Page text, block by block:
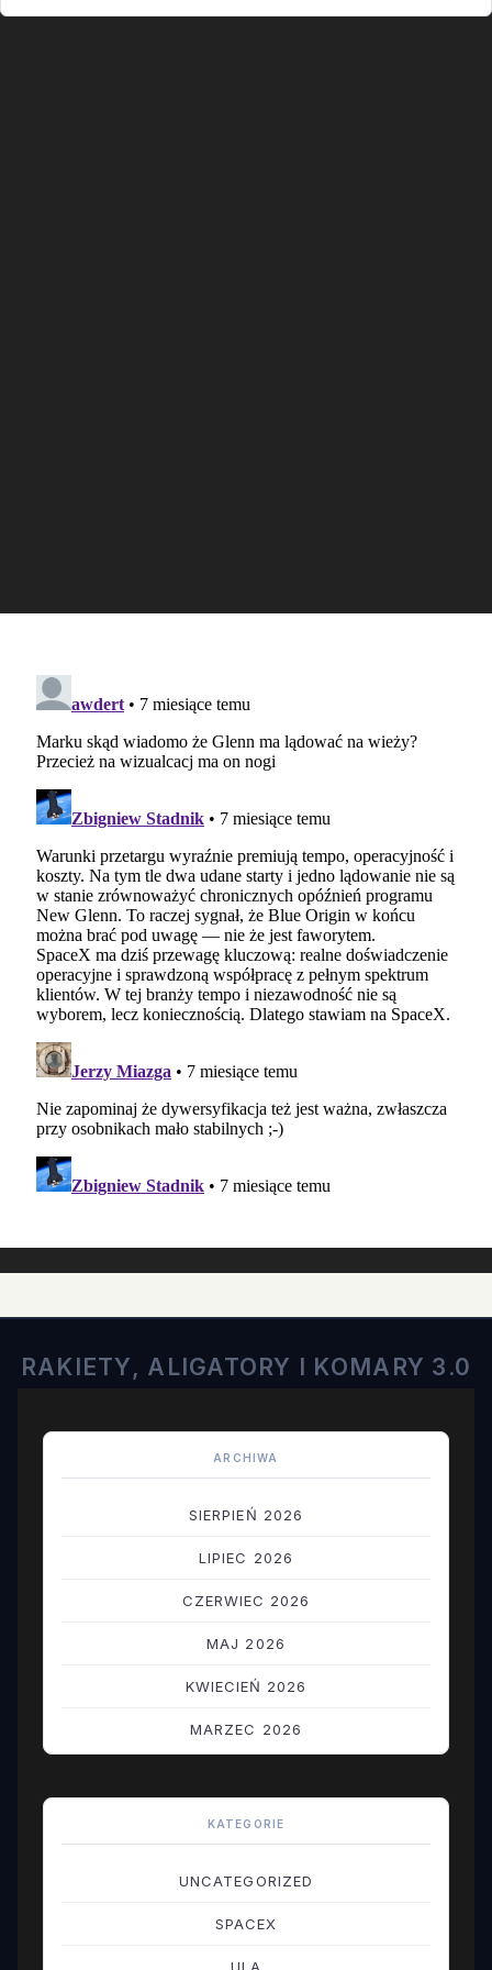
RAKIETY, ALIGATORY I KOMARY 3.0
ARCHIWA
SIERPIEŃ 2026
LIPIEC 2026
CZERWIEC 2026
MAJ 2026
KWIECIEŃ 2026
MARZEC 2026
KATEGORIE
UNCATEGORIZED
SPACEX
ULA